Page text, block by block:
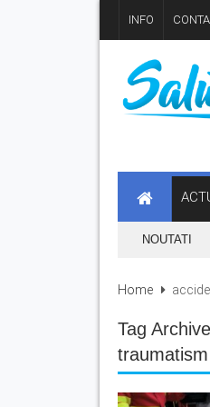
INFO
NOUTATI
„Hoinari prin munți”,
Home
Tag